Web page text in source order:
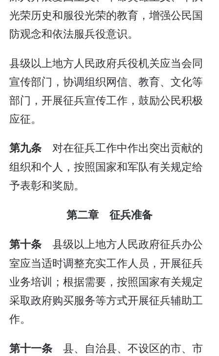
光荣历史和服役光荣的教育，增强公民国
防观念和依法服兵役意识。
县级以上地方人民政府兵役机关应当会同
宣传部门，协调组织网信、教育、文化等
部门，开展征兵宣传工作，鼓励公民积极
应征。
第九条 对在征兵工作中作出突出贡献的
组织和个人，按照国家和军队有关规定给
予表彰和奖励。
第二章 征兵准备
第十条 县级以上地方人民政府征兵办公
室应当适时调整充实工作人员，开展征兵
业务培训；根据需要，按照国家有关规定
采取政府购买服务等方式开展征兵辅助工
作。
第十一条 县、自治县、不设区的市、市